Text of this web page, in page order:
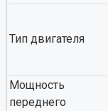
Тип двигателя
Мощность
переднего